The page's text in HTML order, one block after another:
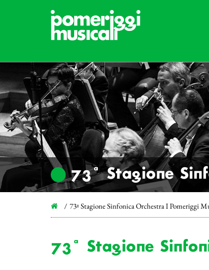
73ª Stagione
73ª Stagione Sinfonica Orchestra I Pomeriggi
73ª Stagione